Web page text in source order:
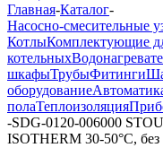
Главная-Каталог-
Насосно-смесительные
КотлыКомплектующие
котельных
шкафыТрубыФитинги
оборудование
полаТеплоизоляция
-SDG-0120-006000
ISOTHERM 30-50°C, без